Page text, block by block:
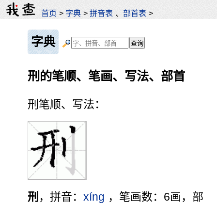
首页 > 字典 >拼音表 、部首表 >
字典
刑的笔顺、笔画、写法、部首
刑笔顺、写法：
刑 ，拼音：xíng ，笔画数：6画，部